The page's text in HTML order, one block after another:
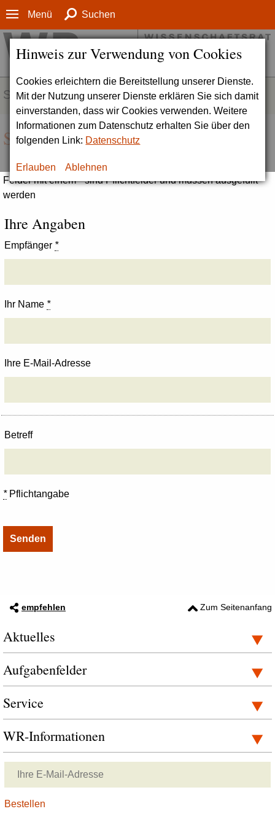
Hinweis zur Verwendung von Cookies
Cookies erleichtern die Bereitstellung unserer Dienste.
Mit der Nutzung unserer Dienste erklären Sie sich damit
einverstanden, dass wir Cookies verwenden. Weitere
Informationen zum Datenschutz erhalten Sie über den
folgenden Link: Datenschutz
Erlauben Ablehnen
Menü Suchen
SERVICE
Seite empfehlen
Felder mit einem * sind Pflichtfelder und müssen ausgefüllt
werden
Ihre Angaben
Empfänger *
Ihr Name *
Ihre E-Mail-Adresse
Betreff
*Pflichtangabe
empfehlen Zum Seitenanfang
Aktuelles
Aufgabenfelder
Service
WR-Informationen